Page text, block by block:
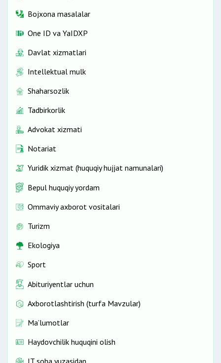
Bojxona masalalar
One ID vа YaIDXP
Davlat xizmatlari
Intellektual mulk
Shaharsozlik
Tadbirkorlik
Advokat xizmati
Notariat
Yuridik xizmat (huquqiy hujjat namunalari)
Bepul huquqiy yordam
Ommaviy axborot vositalari
Turizm
Ekologiya
Sport
Abituriyentlar uchun
Axborotlashtirish (turfa Mavzular)
Ma’lumotlar
Haydovchilik huquqini olish